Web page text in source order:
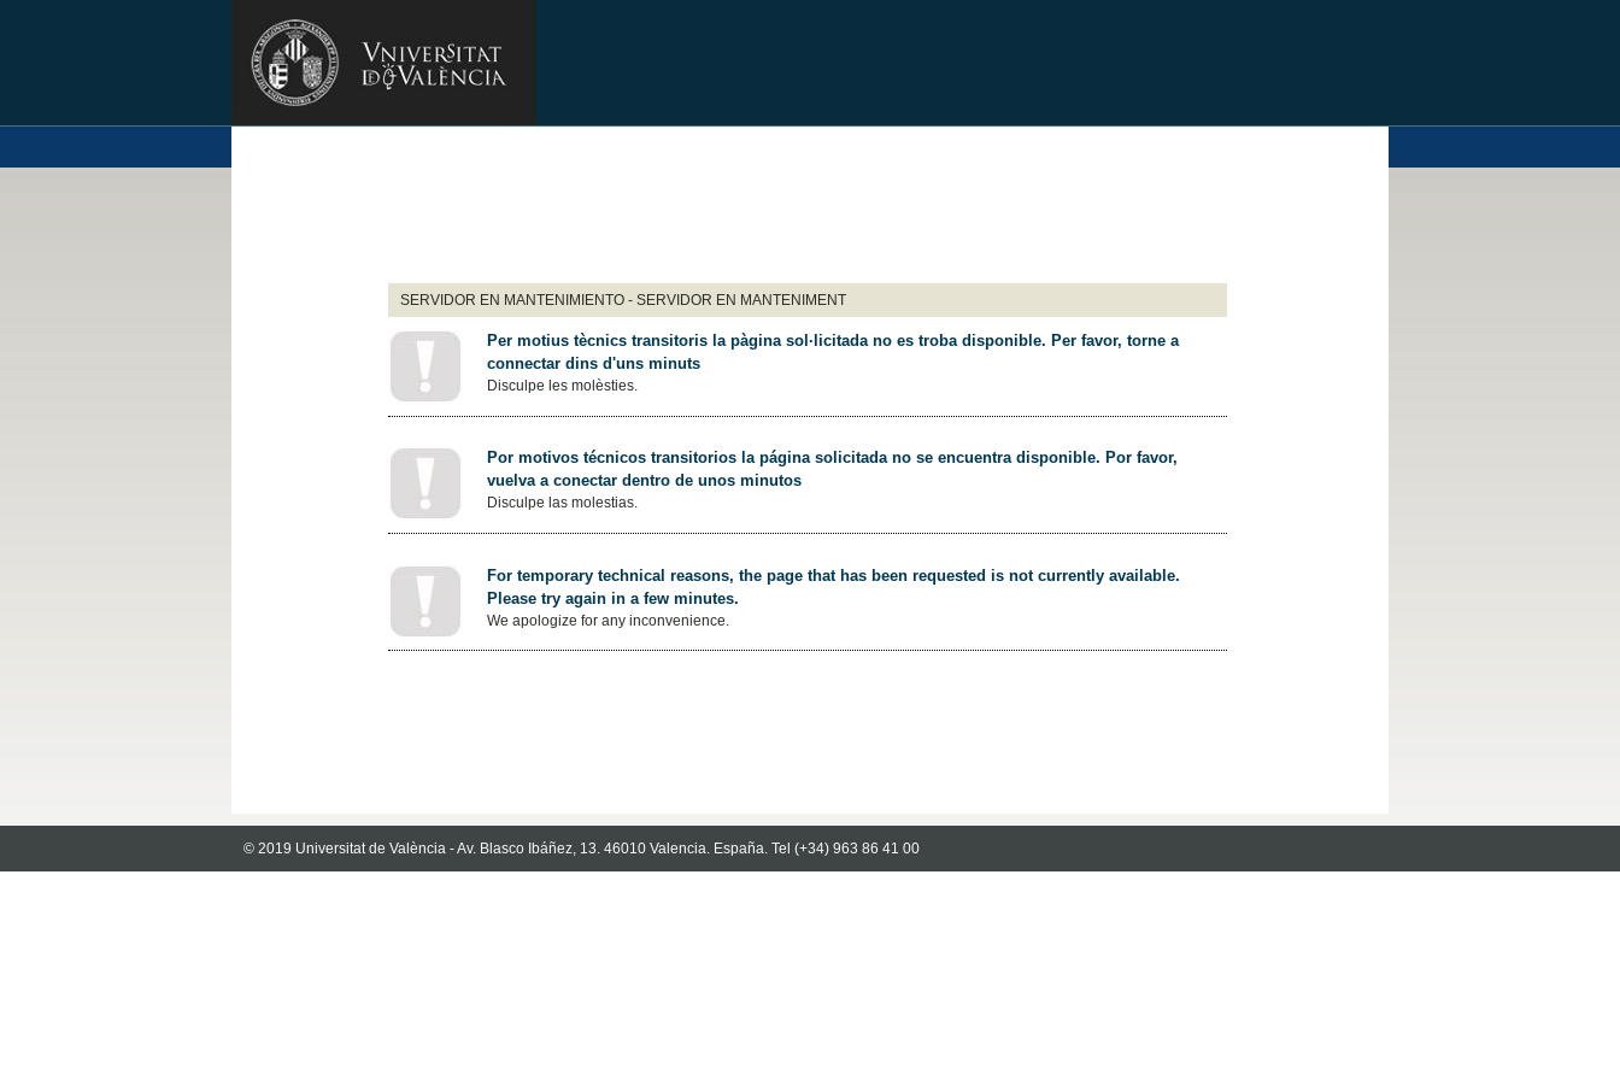
SERVIDOR EN MANTENIMIENTO - SERVIDOR EN MANTENIMENT
Per motius tècnics transitoris la pàgina sol·licitada no es troba disponible. Per favor, torne a
connectar dins d'uns minuts
Disculpe les molèsties.
Por motivos técnicos transitorios la página solicitada no se encuentra disponible. Por favor,
vuelva a conectar dentro de unos minutos
Disculpe las molestias.
For temporary technical reasons, the page that has been requested is not currently available.
Please try again in a few minutes.
We apologize for any inconvenience.
© 2019 Universitat de València - Av. Blasco Ibáñez, 13. 46010 Valencia. España. Tel (+34) 963 86 41 00